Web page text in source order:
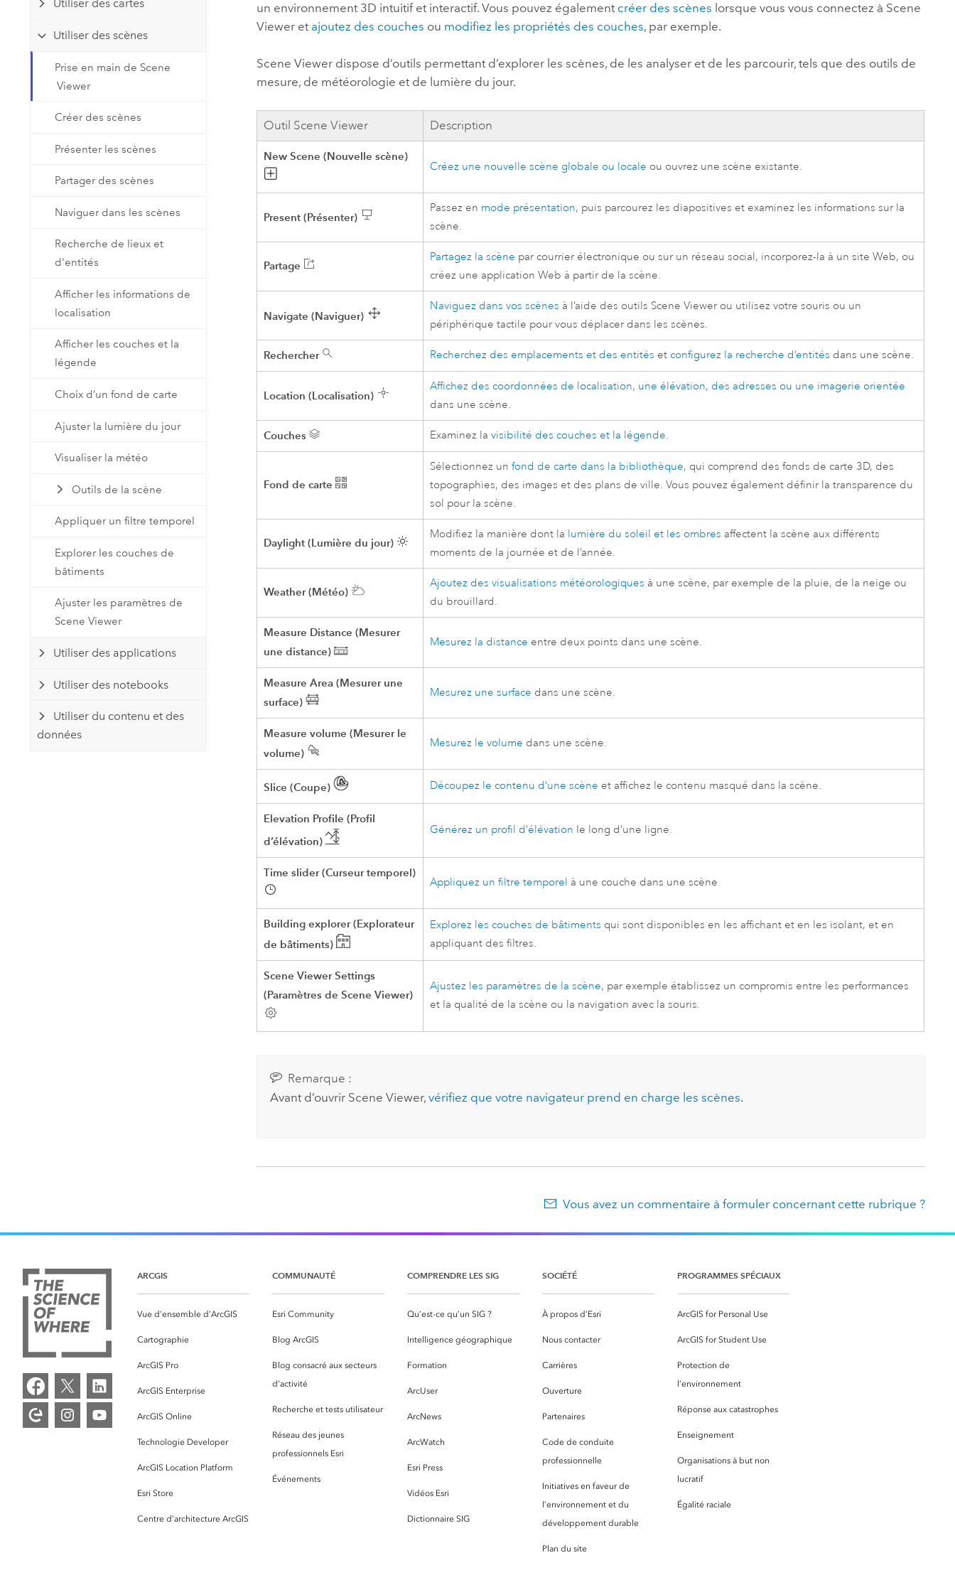
Créer des applications de
Ressources naturelles
Tous les secteurs d’activité
professionnels et
technologiques
tendances de
Lire le récit
Utiliser des cartes
Utiliser des scènes
Prise en main de Scene
Viewer
Créer des scènes
Présenter les scènes
Partager des scènes
Naviguer dans les scènes
Recherche de lieux et
d'entités
Afficher les informations de
localisation
Afficher les couches et la
légende
Choix d’un fond de carte
Ajuster la lumière du jour
Visualiser la météo
Outils de la scène
Appliquer un filtre temporel
Explorer les couches de
bâtiments
Ajuster les paramètres de
Scene Viewer
Utiliser des applications
Utiliser des notebooks
Utiliser du contenu et des
données
un environnement 3D intuitif et interactif.Vous pouvez également créer des scènes lorsque vous vous connectez à Scene
Viewer et ajoutez des couches ou modifiez les propriétés des couches, par exemple.
Scene Viewer dispose d’outils permettant d’explorer les scènes, de les analyser et de les parcourir, tels que des outils de
mesure, de météorologie et de lumière du jour.
Outil Scene Viewer Description
New Scene (Nouvelle scène)
Créez une nouvelle scène globale ou locale ou ouvrez une scène existante.
Present (Présenter)
Passez en mode présentation, puis parcourez les diapositives et examinez les informations sur la
scène.
Partage
Partagez la scène par courrier électronique ou sur un réseau social, incorporez-la à un site Web, ou
créez une application Web à partir de la scène.
Navigate (Naviguer)
Naviguez dans vos scènes à l’aide des outils Scene Viewer ou utilisez votre souris ou un
périphérique tactile pour vous déplacer dans les scènes.
Rechercher Recherchez des emplacements et des entités et configurez la recherche d’entités dans une scène.
Location (Localisation)
Affichez des coordonnées de localisation, une élévation, des adresses ou une imagerie orientée
dans une scène.
Couches Examinez lavisibilité des couches et la légende.
Fond de carte
Sélectionnez unfond de carte dans la bibliothèque, qui comprend des fonds de carte 3D, des
topographies, des images et des plans de ville. Vous pouvez également définir la transparence du
sol pour la scène.
Daylight (Lumière du jour)
Modifiez la manière dont la lumière du soleil et les ombres affectent la scène aux différents
moments de la journée et de l’année.
Weather (Météo)
Ajoutez des visualisations météorologiques à une scène, par exemple de la pluie, de la neige ou
du brouillard.
Measure Distance (Mesurer
une distance)
Mesurez la distance entre deux points dans une scène.
Measure Area (Mesurer une
surface)
Mesurez une surface dans une scène.
Measure volume (Mesurer le
volume)
Mesurez le volume dans une scène.
Slice (Coupe) Découpez le contenu d’une scène et affichez le contenu masqué dans la scène.
Elevation Profile (Profil
d’élévation)
Générez un profil d’élévation le long d’une ligne.
Time slider (Curseur temporel)
Appliquez un filtre temporel à une couche dans une scène
Building explorer (Explorateur
de bâtiments)
Explorez les couches de bâtiments qui sont disponibles en les affichant et en les isolant, et en
appliquant des filtres.
Scene Viewer Settings
(Paramètres de Scene Viewer)
Ajustez les paramètres de la scène, par exemple établissez un compromis entre les performances
et la qualité de la scène ou la navigation avec la souris.
Remarque :
Avant d’ouvrir Scene Viewer, vérifiez que votre navigateur prend en charge les scènes.
Vous avez un commentaire à formuler concernant cette rubrique ?
ARCGIS
Vue d’ensemble d’ArcGIS
Cartographie
ArcGIS Pro
ArcGIS Enterprise
ArcGIS Online
Technologie Developer
ArcGIS Location Platform
Esri Store
Centre d’architecture ArcGIS
COMMUNAUTÉ
Esri Community
Blog ArcGIS
Blog consacré aux secteurs
d’activité
Recherche et tests utilisateur
Réseau des jeunes
professionnels Esri
Événements
COMPRENDRE LES SIG
Qu’est-ce qu’un SIG ?
Intelligence géographique
Formation
ArcUser
ArcNews
ArcWatch
Esri Press
Vidéos Esri
Dictionnaire SIG
SOCIÉTÉ
À propos d’Esri
Nous contacter
Carrières
Ouverture
Partenaires
Code de conduite
professionnelle
Initiatives en faveur de
l’environnement et du
développement durable
Plan du site
PROGRAMMES SPÉCIAUX
ArcGIS for Personal Use
ArcGIS for Student Use
Protection de
l’environnement
Réponse aux catastrophes
Enseignement
Organisations à but non
lucratif
Égalité raciale